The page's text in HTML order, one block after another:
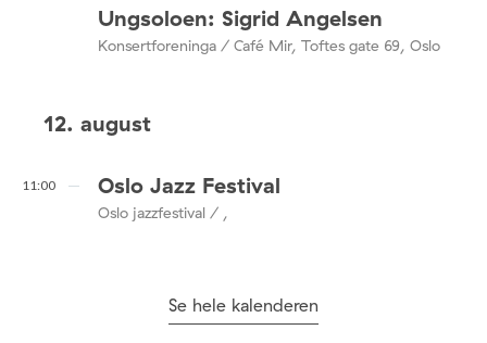
Ungsoloen: Sigrid Angelsen
Konsertforeninga / Café Mir, Toftes gate 69, Oslo
12. august
11:00 Oslo Jazz Festival
Oslo jazzfestival / ,
Se hele kalenderen